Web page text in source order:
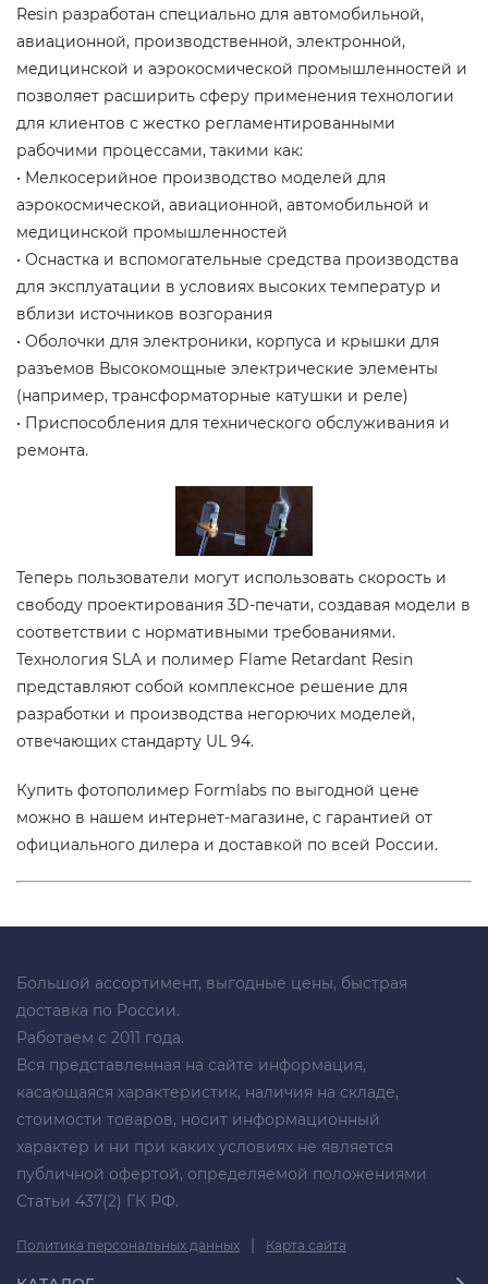
Resin разработан специально для автомобильной,
авиационной, производственной, электронной,
медицинской и аэрокосмической промышленностей и
позволяет расширить сферу применения технологии
для клиентов с жестко регламентированными
рабочими процессами, такими как:
• Мелкосерийное производство моделей для
аэрокосмической, авиационной, автомобильной и
медицинской промышленностей
• Оснастка и вспомогательные средства производства
для эксплуатации в условиях высоких температур и
вблизи источников возгорания
• Оболочки для электроники, корпуса и крышки для
разъемов Высокомощные электрические элементы
(например, трансформаторные катушки и реле)
• Приспособления для технического обслуживания и
ремонта.
Теперь пользователи могут использовать скорость и
свободу проектирования 3D-печати, создавая модели в
соответствии с нормативными требованиями.
Технология SLA и полимер Flame Retardant Resin
представляют собой комплексное решение для
разработки и производства негорючих моделей,
отвечающих стандарту UL 94.
Купить фотополимер Formlabs по выгодной цене
можно в нашем интернет-магазине, с гарантией от
официального дилера и доставкой по всей России.
Большой ассортимент, выгодные цены, быстрая
доставка по России.
Работаем с 2011 года.
Вся представленная на сайте информация,
касающаяся характеристик, наличия на складе,
стоимости товаров, носит информационный
характер и ни при каких условиях не является
публичной офертой, определяемой положениями
Статьи 437(2) ГК РФ.
Политика персональных данных | Карта сайта